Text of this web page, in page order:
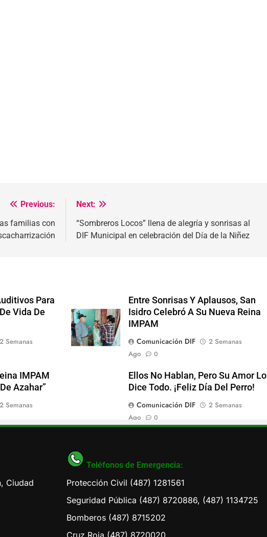
Previous:
familias con
Next:
“Sombreros Locos” llena de alegría y sonrisas al
DIF Municipal en celebración del Día de la Niñez
Para
Vida De
2 Semanas
Entre Sonrisas Y Aplausos, San
Isidro Celebró A Su Nueva Reina
IMPAM
Comunicación DIF
2 Semanas
Ago
0
IMPAM
Azahar”
2 Semanas
Ellos No Hablan, Pero Su Amor Lo
Dice Todo. ¡Feliz Día Del Perro!
Comunicación DIF
2 Semanas
Ago
0
Ciudad
Teléfonos de Emergencia:
Protección Civil (487) 1281561
Seguridad Pública (487) 8720886, (487) 1134725
Bomberos (487) 8715202